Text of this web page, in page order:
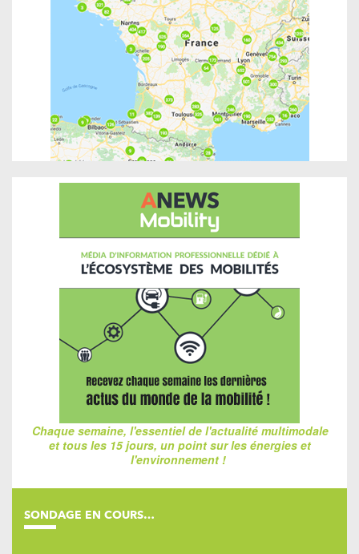
Chaque semaine, l'essentiel de l'actualité multimodale
et tous les 15 jours, un point sur les énergies et
l'environnement !
SONDAGE EN COURS…